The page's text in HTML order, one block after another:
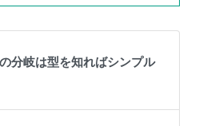
分岐は型を知ればシンプル